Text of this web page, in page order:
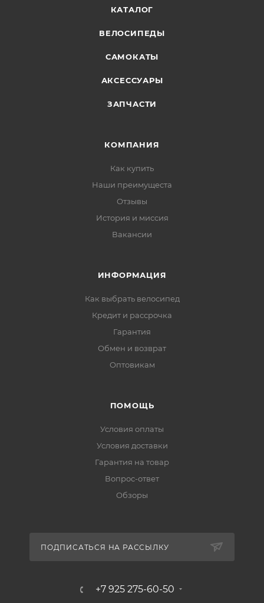
КАТАЛОГ
ВЕЛОСИПЕДЫ
САМОКАТЫ
АКСЕССУАРЫ
ЗАПЧАСТИ
КОМПАНИЯ
Как купить
Наши преимущеста
Отзывы
История и миссия
Вакансии
ИНФОРМАЦИЯ
Как выбрать велосипед
Кредит и рассрочка
Гарантия
Обмен и возврат
Оптовикам
ПОМОЩЬ
Условия оплаты
Условия доставки
Гарантия на товар
Вопрос-ответ
Обзоры
ПОДПИСАТЬСЯ НА РАССЫЛКУ
+7 925 275-60-50